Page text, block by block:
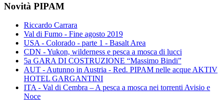
Novità PIPAM
Riccardo Carrara
Val di Fumo - Fine agosto 2019
USA - Colorado - parte 1 - Basalt Area
CDN - Yukon, wilderness e pesca a mosca di lucci
5a GARA DI COSTRUZIONE “Massimo Bindi”
AUT - Autunno in Austria - Red. PIPAM nelle acque AKTIV
HOTEL GARGANTINI
ITA - Val di Cembra – A pesca a mosca nei torrenti Avisio e
Noce